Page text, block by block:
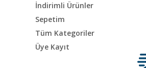
İndirimli Ürünler
Sepetim
Tüm Kategoriler
Üye Kayıt